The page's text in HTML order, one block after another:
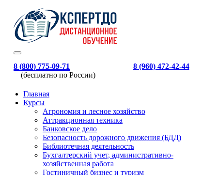
8 (800) 775-09-71
(бесплатно по России)
8 (960) 472-42-44
Главная
Курсы
Агрономия и лесное хозяйство
Аттракционная техника
Банковское дело
Безопасность дорожного движения (БДД)
Библиотечная деятельность
Бухгалтерский учет, административно-
хозяйственная работа
Гостиничный бизнес и туризм